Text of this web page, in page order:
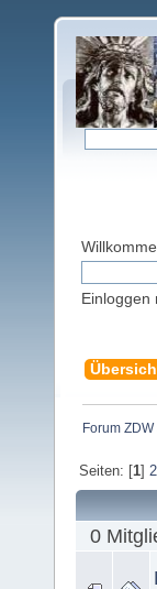
Einloggen
Forum ZDW
Seiten: [1] 2
0